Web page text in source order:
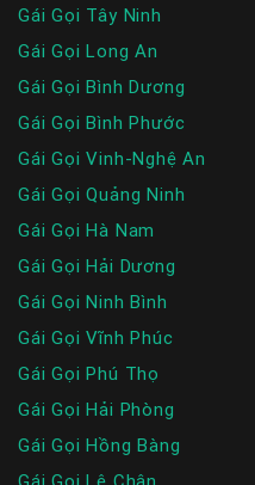
Gái Gọi Tây Ninh
Gái Gọi Long An
Gái Gọi Bình Dương
Gái Gọi Bình Phước
Gái Gọi Vinh-Nghệ An
Gái Gọi Quảng Ninh
Gái Gọi Hà Nam
Gái Gọi Hải Dương
Gái Gọi Ninh Bình
Gái Gọi Vĩnh Phúc
Gái Gọi Phú Thọ
Gái Gọi Hải Phòng
Gái Gọi Hồng Bàng